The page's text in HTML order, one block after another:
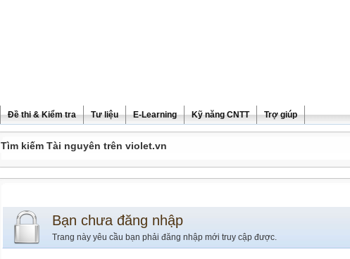
Đề thi & Kiểm tra Tư liệu E-Learning Kỹ năng CNTT Trợ giúp
Tìm kiếm Tài nguyên trên violet.vn
Bạn chưa đăng nhập
Trang này yêu cầu bạn phải đăng nhập mới truy cập được.